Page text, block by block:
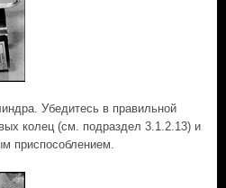
Убедитесь в правильной
колец (cм. подраздел 3.1.2.13) и
приспособлением.